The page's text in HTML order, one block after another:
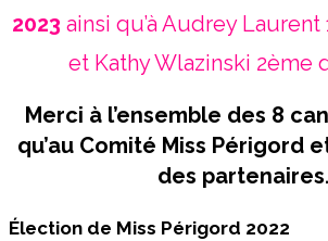
2023 ainsi qu’à Audrey
et Kathy Wlazinski 2ème
Merci à l’ensemble des 8
qu’au Comité Miss Périgord
des partenaires.
Élection de Miss Périgord 2022